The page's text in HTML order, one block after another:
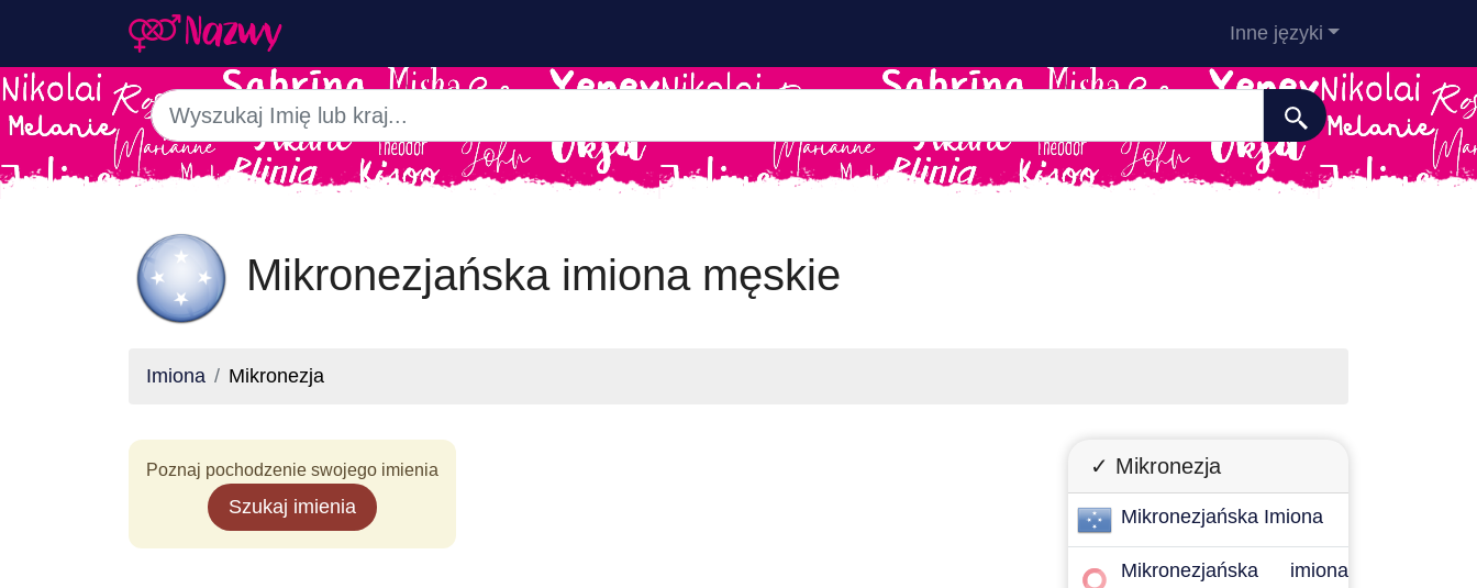
Inne języki
Mikronezjańska imiona męskie
Imiona Mikronezja
Poznaj pochodzenie swojego imienia
Szukaj imienia
✓ Mikronezja
Mikronezjańska Imiona
Mikronezjańska imiona